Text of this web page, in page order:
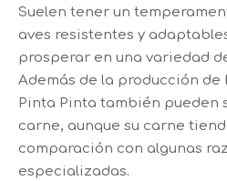
Suelen tener un
aves resistentes y
prosperar en una variedad
Además de la producción de
Pinta Pinta también pueden
carne, aunque su carne
comparación con algunas
especializadas.